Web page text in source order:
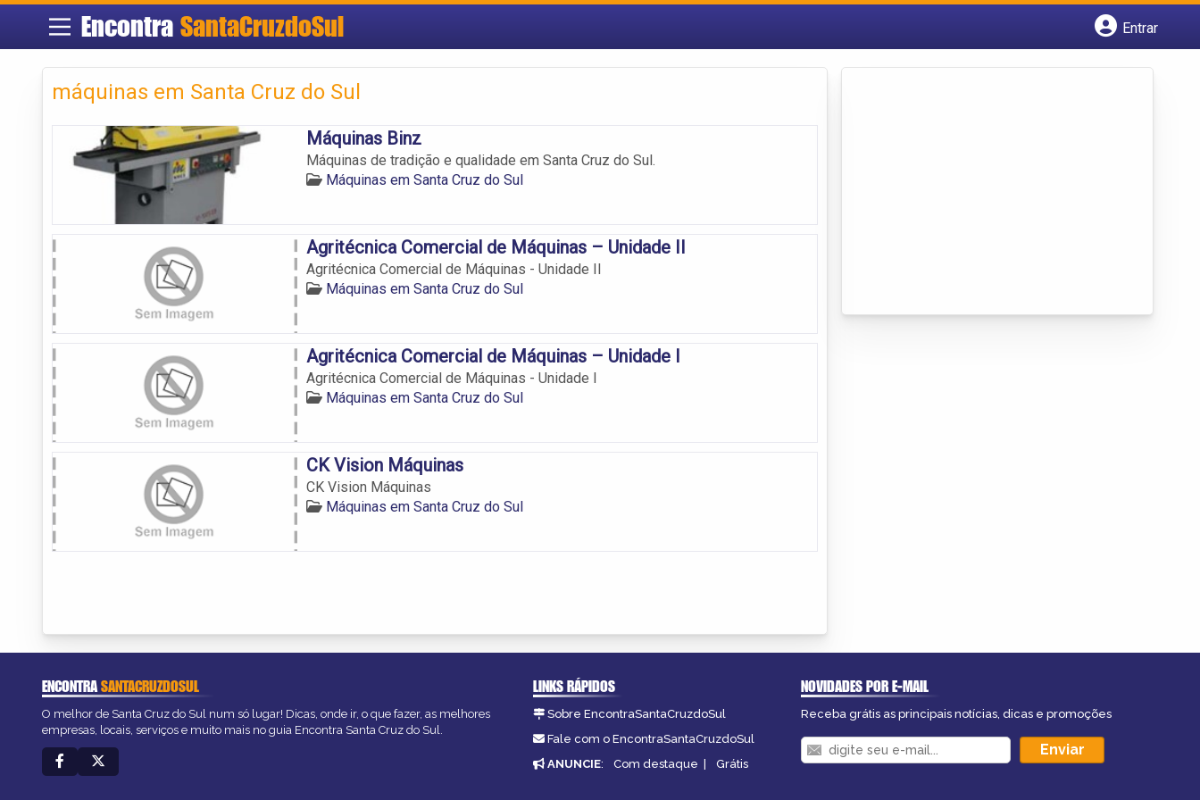
Encontra SantaCruzdoSul
Entrar
máquinas em Santa Cruz do Sul
Máquinas Binz
Máquinas de tradição e qualidade em Santa Cruz do Sul.
Máquinas em Santa Cruz do Sul
Agritécnica Comercial de Máquinas – Unidade II
Agritécnica Comercial de Máquinas - Unidade II
Máquinas em Santa Cruz do Sul
Agritécnica Comercial de Máquinas – Unidade I
Agritécnica Comercial de Máquinas - Unidade I
Máquinas em Santa Cruz do Sul
CK Vision Máquinas
CK Vision Máquinas
Máquinas em Santa Cruz do Sul
ENCONTRASANTACRUZDOSUL
O melhor de Santa Cruz do Sul num só lugar! Dicas, onde ir, o que fazer, as melhores
empresas, locais, serviços e muito mais no guia Encontra Santa Cruz do Sul.
LINKS RÁPIDOS
Sobre EncontraSantaCruzdoSul
Fale com o EncontraSantaCruzdoSul
ANUNCIE: Com destaque | Grátis
NOVIDADES POR E-MAIL
Receba grátis as principais notícias, dicas e promoções